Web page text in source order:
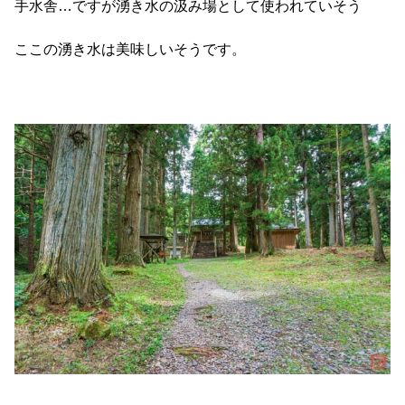
手水舎…ですが湧き水の汲み場として使われていそう
ここの湧き水は美味しいそうです。